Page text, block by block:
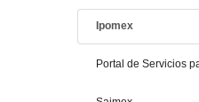
Ipomex
Portal de Servicios